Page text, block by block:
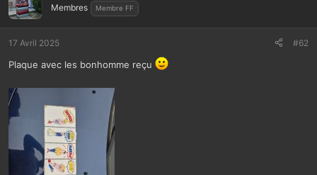
Membres Membre FF
17 Avril 2025 #62
Plaque avec les bonhomme reçu